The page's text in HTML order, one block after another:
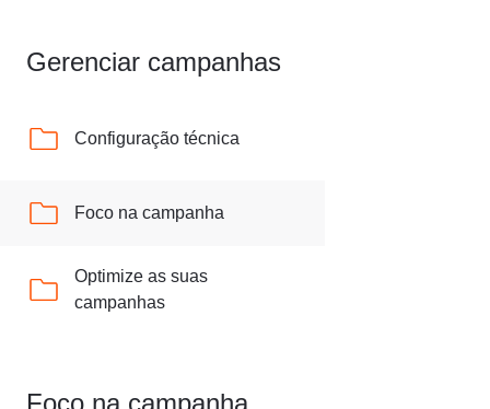
Gerenciar campanhas
Configuração técnica
Foco na campanha
Optimize as suas
campanhas
Foco na campanha